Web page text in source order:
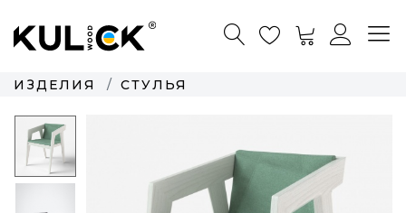
ИЗДЕЛИЯ СТУЛЬЯ